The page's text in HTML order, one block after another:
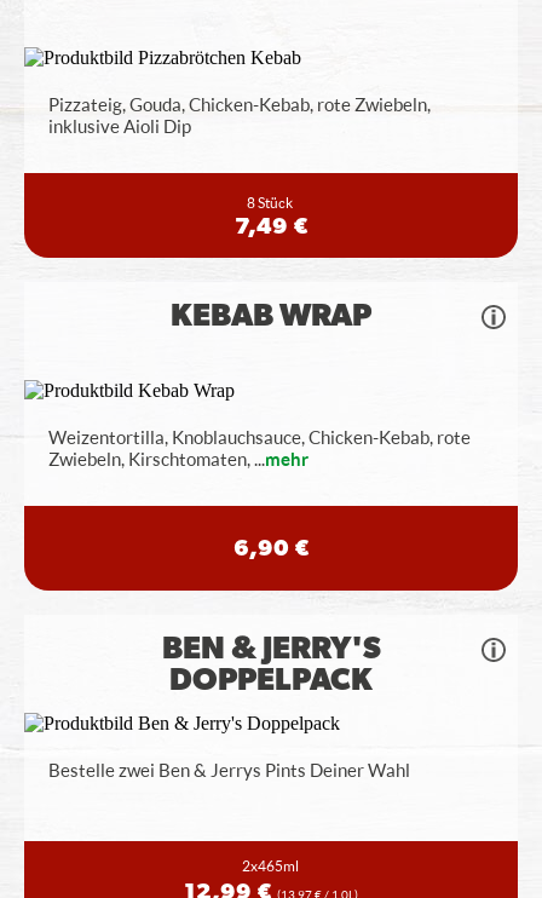
Pizzateig, Gouda, Chicken-Kebab, rote Zwiebeln,
inklusive Aioli Dip
8 Stück
7,49 €
KEBAB WRAP
Weizentortilla, Knoblauchsauce, Chicken-Kebab, rote
Zwiebeln, Kirschtomaten,...mehr
6,90 €
BEN & JERRY'S
DOPPELPACK
Bestelle zwei Ben & Jerrys Pints Deiner Wahl
2x465ml
12,99 € (13,97 € / 1,0L)